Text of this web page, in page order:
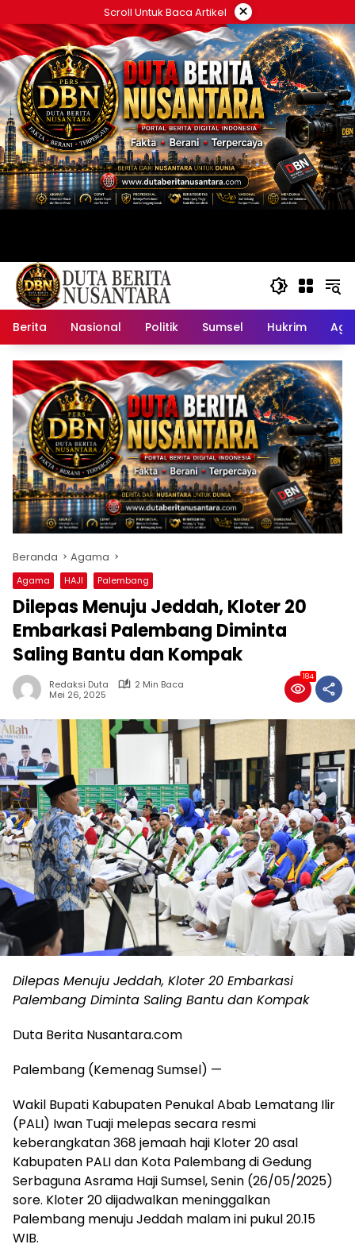
ke
konten
Scroll Untuk Baca Artikel ×
Berita Nasional Politik Sumsel Hukrim
Beranda Agama
Agama HAJI Palembang
Dilepas Menuju Jeddah, Kloter 20
Embarkasi Palembang Diminta
Saling Bantu dan Kompak
Redaksi Duta
2 Min Baca
Mei 26, 2025
184
Dilepas Menuju Jeddah, Kloter 20 Embarkasi
Palembang Diminta Saling Bantu dan Kompak
Duta Berita Nusantara.com
Palembang (Kemenag Sumsel) —
Wakil Bupati Kabupaten Penukal Abab Lematang Ilir
(PALI) Iwan Tuaji melepas secara resmi
keberangkatan 368 jemaah haji Kloter 20 asal
Kabupaten PALI dan Kota Palembang di Gedung
Serbaguna Asrama Haji Sumsel, Senin (26/05/2025)
sore. Kloter 20 dijadwalkan meninggalkan
Palembang menuju Jeddah malam ini pukul 20.15
WIB.